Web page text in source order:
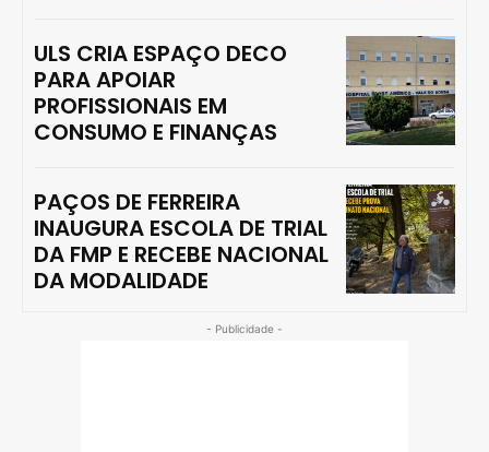
ULS CRIA ESPAÇO DECO
PARA APOIAR
PROFISSIONAIS EM
CONSUMO E FINANÇAS
PAÇOS DE FERREIRA
INAUGURA ESCOLA DE TRIAL
DA FMP E RECEBE NACIONAL
DA MODALIDADE
- Publicidade -